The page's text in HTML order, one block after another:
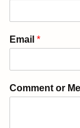
Email *
Comment or